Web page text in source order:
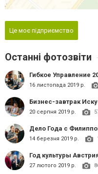
Це моє підприємство
Останні фотозвіти
Гибкое Управление
16 листопада 2019 р.
Бизнес-завтрак
20 серпня 2019 р.
Дело Года с
14 березня 2019 р.
Год культуры
27 лютого 2019 р.